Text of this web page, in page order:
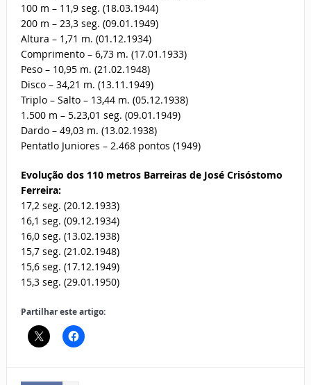
100 m – 11,9 seg. (18.03.1944)
200 m – 23,3 seg. (09.01.1949)
Altura – 1,71 m. (01.12.1934)
Comprimento – 6,73 m. (17.01.1933)
Peso – 10,95 m. (21.02.1948)
Disco – 34,21 m. (13.11.1949)
Triplo – Salto – 13,44 m. (05.12.1938)
1.500 m – 5.23,01 seg. (09.01.1949)
Dardo – 49,03 m. (13.02.1938)
Pentatlo Juniores – 2.468 pontos (1949)
Evolução dos 110 metros Barreiras de José Crisóstomo
Ferreira:
17,2 seg. (20.12.1933)
16,1 seg. (09.12.1934)
16,0 seg. (13.02.1938)
15,7 seg. (21.02.1948)
15,6 seg. (17.12.1949)
15,3 seg. (29.01.1950)
Partilhar este artigo: